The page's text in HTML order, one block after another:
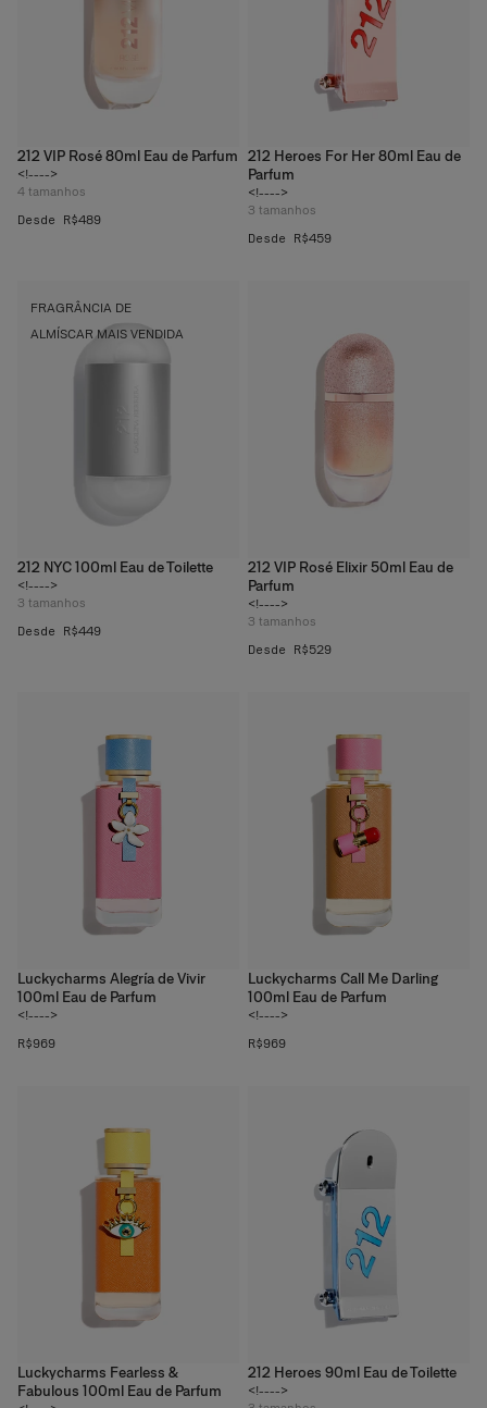
212 VIP Rosé 80ml Eau de Parfum
<!---->
4 tamanhos
Desde R$489
212 Heroes For Her 80ml Eau de
Parfum
<!---->
3 tamanhos
Desde R$459
FRAGRÂNCIA DE
ALMÍSCAR MAIS VENDIDA
212 NYC 100ml Eau de Toilette
<!---->
3 tamanhos
Desde R$449
212 VIP Rosé Elixir 50ml Eau de
Parfum
<!---->
3 tamanhos
Desde R$529
Luckycharms Alegría de Vivir
100ml Eau de Parfum
<!---->
R$969
Luckycharms Call Me Darling
100ml Eau de Parfum
<!---->
R$969
Luckycharms Fearless &
Fabulous 100ml Eau de Parfum
212 Heroes 90ml Eau de Toilette
<!---->